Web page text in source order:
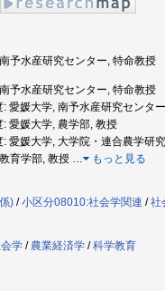
予水産研究センター, 特命教授
予水産研究センター, 特命教授
愛媛大学, 南予水産研究センタ
愛媛大学, 農学部, 教授
愛媛大学, 大学院・連合農学研
育学部, 教授 … もっと見る
) /小区分08010:社会学関連 /社
学 / 農業経済学 /科学教育